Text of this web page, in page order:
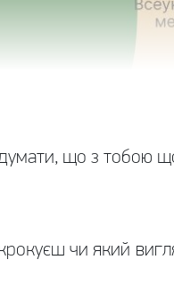
що з тобою
чи який